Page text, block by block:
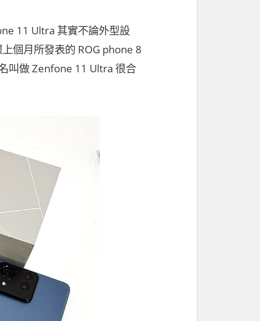
11 Ultra 其實不論外型設
個月所發表的 ROG phone 8
叫做 Zenfone 11 Ultra 很合